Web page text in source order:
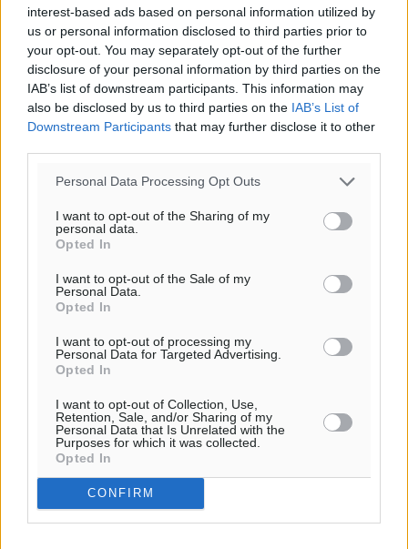
interest-based ads based on personal information utilized by
us or personal information disclosed to third parties prior to
your opt-out. You may separately opt-out of the further
disclosure of your personal information by third parties on the
IAB’s list of downstream participants. This information may
also be disclosed by us to third parties on the IAB’s List of
Downstream Participants that may further disclose it to other
Personal Data Processing Opt Outs
I want to opt-out of the Sharing of my
personal data.
Opted In
I want to opt-out of the Sale of my
Personal Data.
Opted In
I want to opt-out of processing my
Personal Data for Targeted Advertising.
Opted In
I want to opt-out of Collection, Use,
Retention, Sale, and/or Sharing of my
Personal Data that Is Unrelated with the
Purposes for which it was collected.
Opted In
CONFIRM
Ροή ειδήσεων
Το Yucatan Show έρχεται στη Ρόδο με τον Frankie